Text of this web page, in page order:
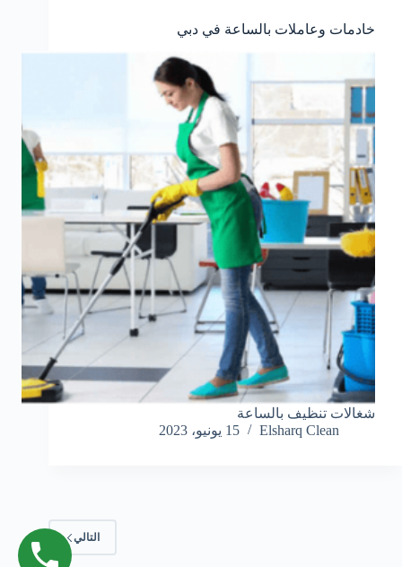
خادمات وعاملات بالساعة في دبي
شغالات تنظيف بالساعة
Elsharq Clean
15 يونيو، 2023
التالي